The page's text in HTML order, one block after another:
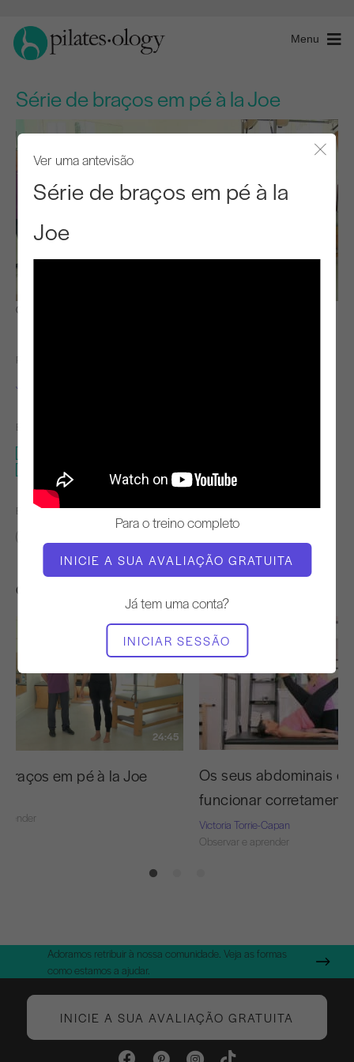
Menu
Série de braços em pé à la Joe
Ver uma antevisão
Série de braços em pé à la
Joe
Para o treino completo
INICIE A SUA AVALIAÇÃO GRATUITA
Já tem uma conta?
INICIAR SESSÃO
Observar e aprender
PROFESSOR
Jay Grimes
EQUIPAMENTO NECESSÁRIO
Cadillac
ENCONTRAR AULAS SEMELHANTES PARA
Outros exercícios de que poderá gostar
24:45
em pé à la Joe
Os seus abdominais
funcionar
Victoria Torrie-Capan
Observar e aprender
Adoramos retribuir à nossa comunidade. Veja as formas
como estamos a ajudar.
INICIE A SUA AVALIAÇÃO GRATUITA